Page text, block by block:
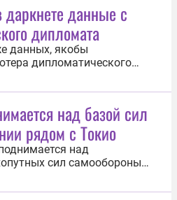
данные с
дипломата
данных, якобы
дипломатического
появились 21 июля на
Общий объем
базы данных показал,
над базой сил
рядом с Токио
над
сил самообороны
Сайтама. Об этом
телеканал NHK.